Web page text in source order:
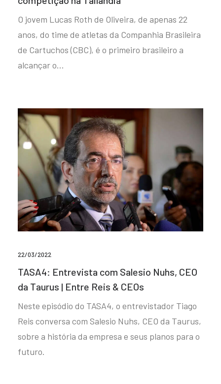
O jovem Lucas Roth de Oliveira, de apenas 22
anos, do time de atletas da Companhia Brasileira
de Cartuchos (CBC), é o primeiro brasileiro a
alcançar o…
22/03/2022
TASA4: Entrevista com Salesio Nuhs, CEO
da Taurus | Entre Reis & CEOs
Neste episódio do TASA4, o entrevistador Tiago
Reis conversa com Salesio Nuhs, CEO da Taurus,
sobre a história da empresa e seus planos para o
futuro.